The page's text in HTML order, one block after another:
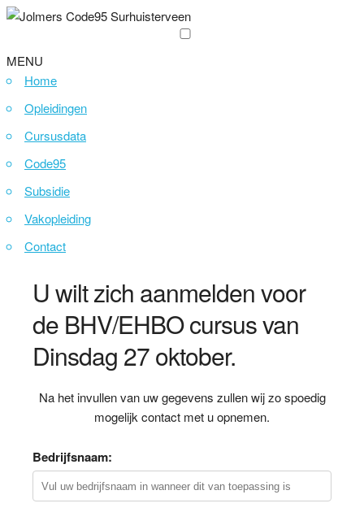
MENU
Home
Opleidingen
Cursusdata
Code95
Subsidie
Vakopleiding
Contact
U wilt zich aanmelden voor
de BHV/EHBO cursus van
Dinsdag 27 oktober.
Na het invullen van uw gegevens zullen wij zo spoedig
mogelijk contact met u opnemen.
Bedrijfsnaam: